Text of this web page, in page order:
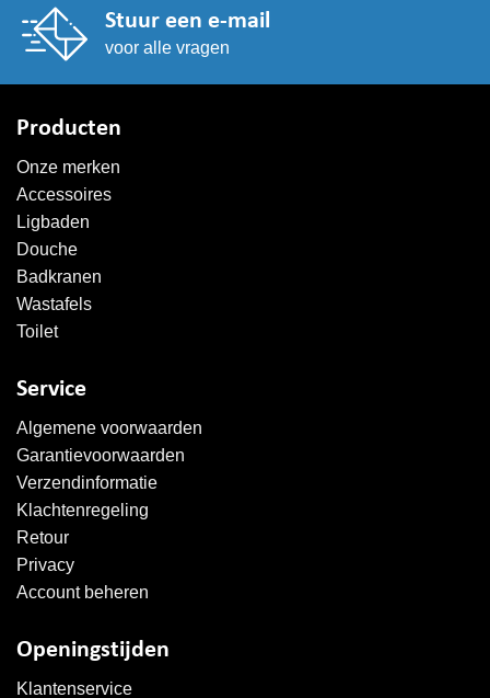
Stuur een e-mail
voor alle vragen
Producten
Onze merken
Accessoires
Ligbaden
Douche
Badkranen
Wastafels
Toilet
Service
Algemene voorwaarden
Garantievoorwaarden
Verzendinformatie
Klachtenregeling
Retour
Privacy
Account beheren
Openingstijden
Klantenservice